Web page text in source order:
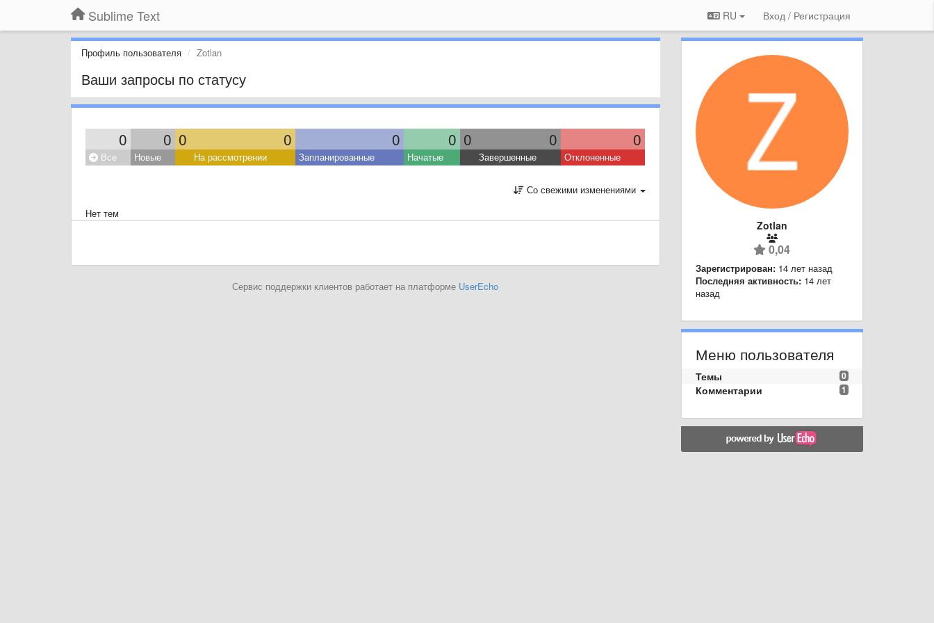
Sublime Text RU Вход / Регистрация
Профиль пользователя Zotlan
Ваши запросы по статусу
0 0 0 0 0 0 0 0 0
Все Новые На рассмотрении Запланированные Начатые Завершенные Отклоненные
Со свежими изменениями
Нет тем
Сервис поддержки клиентов работает на платформе UserEcho
Zotlan
0,04
Зарегистрирован: 14 лет назад
Последняя активность: 14 лет
назад
Меню пользователя
0
Темы
1
Комментарии